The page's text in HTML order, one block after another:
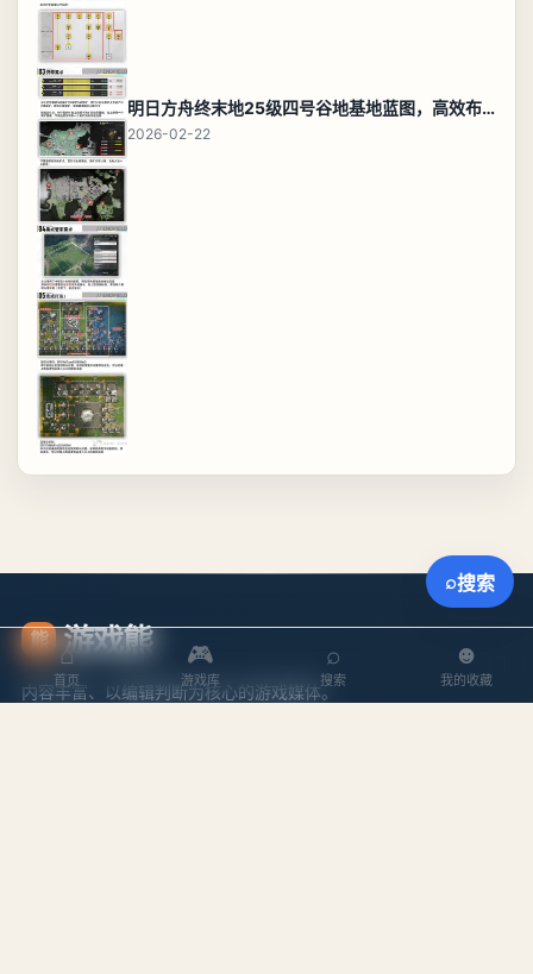
明日方舟终末地25级四号谷地基地蓝图，高效布局规划
2026-02-22
熊 游戏熊
内容丰富、以编辑判断为核心的游戏媒体。
⌂
首页
🎮
游戏库
⌕
搜索
☻
我的收藏
⌕搜索